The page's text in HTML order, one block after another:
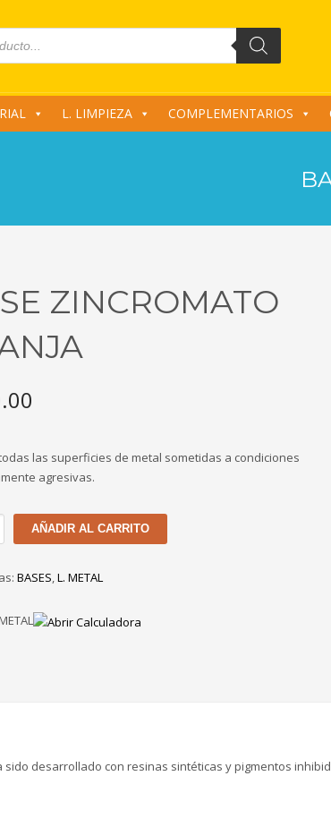
L. LIMPIEZA COMPLEMENTARIOS
ZINCROMATO
las superficies de metal sometidas a condiciones
agresivas.
AÑADIR AL CARRITO
BASES,L. METAL
desarrollado con resinas sintéticas y pigmentos